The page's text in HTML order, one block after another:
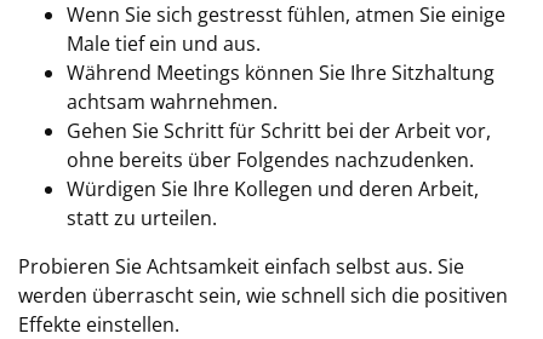
Wenn Sie sich gestresst fühlen, atmen Sie einige
Male tief ein und aus.
Während Meetings können Sie Ihre Sitzhaltung
achtsam wahrnehmen.
Gehen Sie Schritt für Schritt bei der Arbeit vor,
ohne bereits über Folgendes nachzudenken.
Würdigen Sie Ihre Kollegen und deren Arbeit,
statt zu urteilen.
Probieren Sie Achtsamkeit einfach selbst aus. Sie
werden überrascht sein, wie schnell sich die positiven
Effekte einstellen.